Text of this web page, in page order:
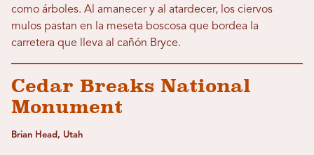
como árboles. Al amanecer y al atardecer, los ciervos
mulos pastan en la meseta boscosa que bordea la
carretera que lleva al cañón Bryce.
Cedar Breaks National
Monument
Brian Head, Utah